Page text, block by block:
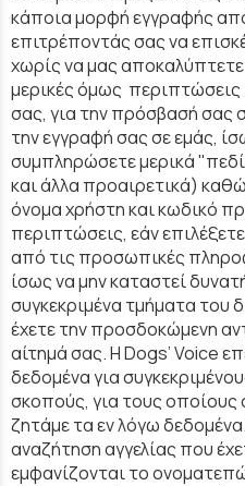
κάποια μορφή εγγραφής
επιτρέποντάς σας να
χωρίς να μας
μερικές όμως περιπτώσεις
σας, για την πρόσβασή σας
την εγγραφή σας σε εμάς,
συμπληρώσετε μερικά
και άλλα προαιρετικά)
όνομα χρήστη και κωδικό
περιπτώσεις, εάν
από τις προσωπικές
ίσως να μην καταστεί
συγκεκριμένα τμήματα του
έχετε την προσδοκώμενη
αίτημά σας. Η Dogs’ Voice
δεδομένα για
σκοπούς, για τους
ζητάμε τα εν λόγω
αναζήτηση αγγελίας που
εμφανίζονται το